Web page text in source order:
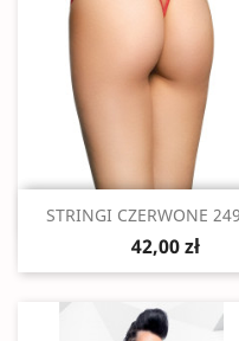
Szybki
STRINGI CZERWONE
42,00 zł